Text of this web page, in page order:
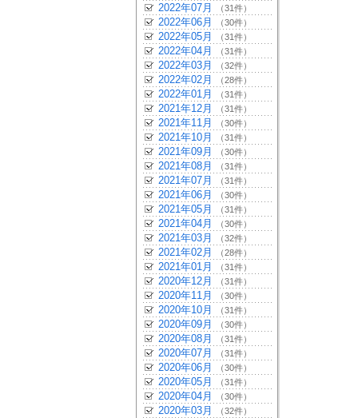
2022年07月 （31件）
2022年06月 （30件）
2022年05月 （31件）
2022年04月 （31件）
2022年03月 （32件）
2022年02月 （28件）
2022年01月 （31件）
2021年12月 （31件）
2021年11月 （30件）
2021年10月 （31件）
2021年09月 （30件）
2021年08月 （31件）
2021年07月 （31件）
2021年06月 （30件）
2021年05月 （31件）
2021年04月 （30件）
2021年03月 （32件）
2021年02月 （28件）
2021年01月 （31件）
2020年12月 （31件）
2020年11月 （30件）
2020年10月 （31件）
2020年09月 （30件）
2020年08月 （31件）
2020年07月 （31件）
2020年06月 （30件）
2020年05月 （31件）
2020年04月 （30件）
2020年03月 （32件）